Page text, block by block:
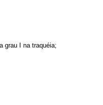
grau I na traquéia;